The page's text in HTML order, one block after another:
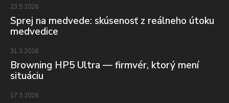
23.5.2026
Sprej na medvede: skúsenosť z reálneho útoku
medvedice
31.3.2026
Browning HP5 Ultra — firmvér, ktorý mení
situáciu
17.3.2026